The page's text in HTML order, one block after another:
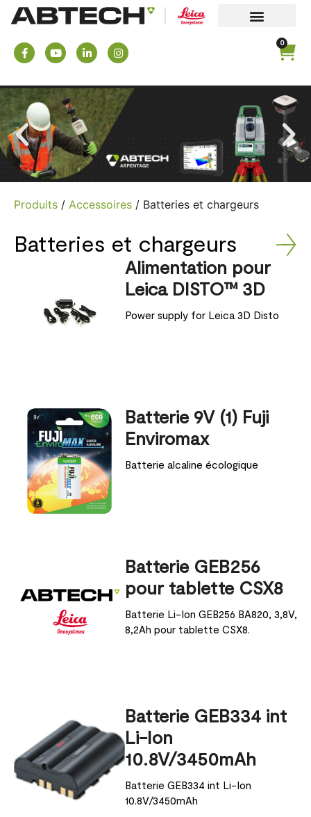
0
Produits / Accessoires / Batteries et chargeurs
Batteries et chargeurs
Alimentation pour
Leica DISTO™ 3D
Power supply for Leica 3D Disto
Batterie 9V (1) Fuji
Enviromax
Batterie alcaline écologique
Batterie GEB256
pour tablette CSX8
Batterie Li-Ion GEB256 BA820, 3,8V,
8,2Ah pour tablette CSX8.
Batterie GEB334 int
Li-Ion
10.8V/3450mAh
Batterie GEB334 int Li-Ion
10.8V/3450mAh